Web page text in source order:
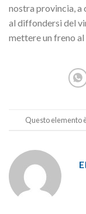
nostra provincia, a
al diffondersi del
mettere un freno al
Questo elemento